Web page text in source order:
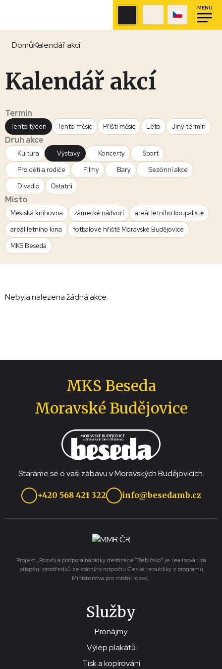
MENU
DomůKalendář akcí
Kalendář akcí
Termín
Tento týden Tento měsíc Příští měsíc Léto Jiný termín
Druh akce
Kultura Výstavy Koncerty
Sport
Pro děti a rodiče
Filmy Bary
Sezónní akce
Divadlo
Ostatní
Místo
Městská knihovna zámecké nádvoří
areál letního koupaliště
areál letního kina
fotbalové hřiště Moravské Budějovice
MKS Beseda
Nebyla nalezena žádná akce.
MKS Beseda
Moravské Budějovice
Staráme se o vaši zábavu v Moravských Budějovicích.
+420 568 421 322 info@besedamb.cz
Projekt „Rozvoj a podpora nabídky destinace Třebíčsko“ je realizován za
přispění prostředků ze státního rozpočtu České republiky z programu
Ministerstva pro místní rozvoj.
Služby
Pronájmy
Výlep plakátů
Tisk a kopírování